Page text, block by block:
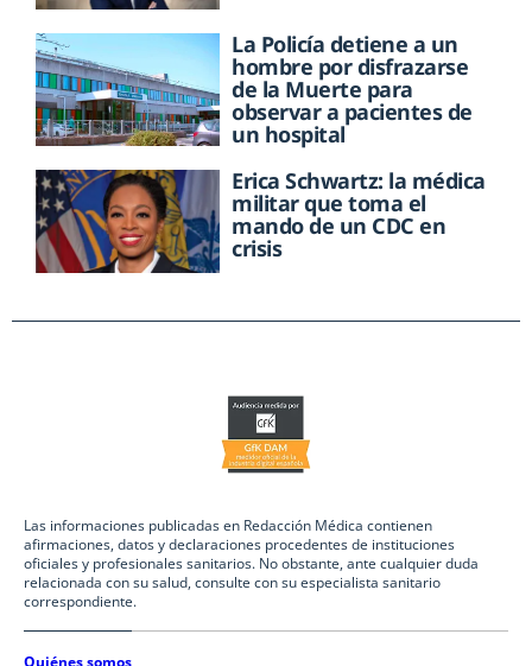
La Policía detiene a un
hombre por disfrazarse
de la Muerte para
observar a pacientes de
un hospital
Erica Schwartz: la médica
militar que toma el
mando de un CDC en
crisis
Las informaciones publicadas en Redacción Médica contienen
afirmaciones, datos y declaraciones procedentes de instituciones
oficiales y profesionales sanitarios. No obstante, ante cualquier duda
relacionada con su salud, consulte con su especialista sanitario
correspondiente.
Quiénes somos